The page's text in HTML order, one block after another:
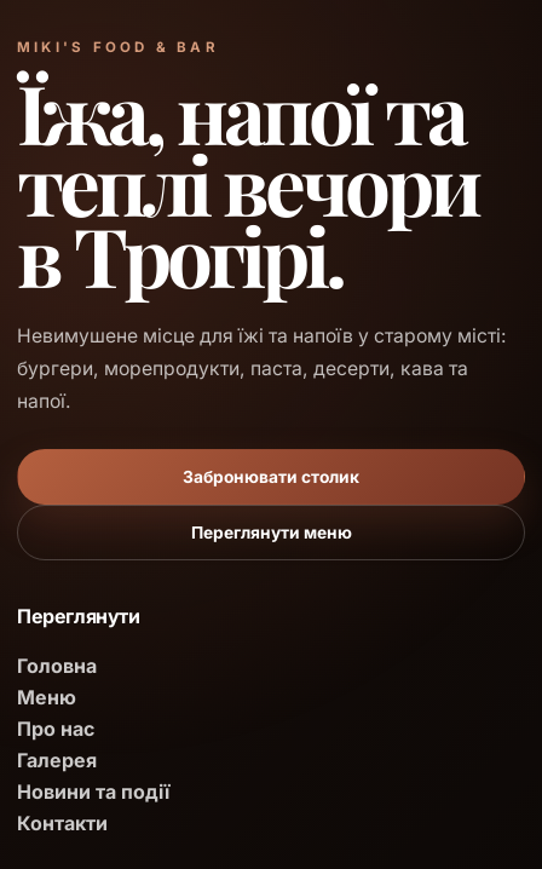
MIKI'S FOOD & BAR
Їжа, напої та
теплі вечори
в Трогірі.
Невимушене місце для їжі та напоїв у старому місті:
бургери, морепродукти, паста, десерти, кава та
напої.
Забронювати столик
Переглянути меню
Переглянути
Головна
Меню
Про нас
Галерея
Новини та події
Контакти